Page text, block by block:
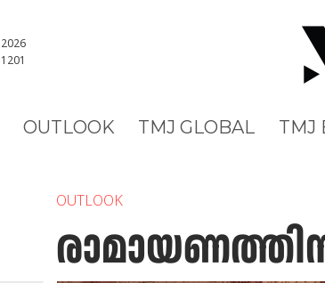
2026
1201
OUTLOOK TMJ GLOBAL TMJ
OUTLOOK